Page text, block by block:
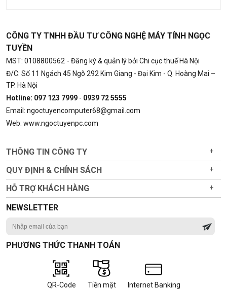
CÔNG TY TNHH ĐẦU TƯ CÔNG NGHỆ MÁY TÍNH NGỌC
TUYỀN
MST: 0108800562 - Đăng ký & quản lý bởi Chi cục thuế Hà Nội
Đ/C: Số 11 Ngách 45 Ngõ 292 Kim Giang - Đại Kim - Q. Hoàng Mai –
TP. Hà Nội
Hotline: 097 123 7999 - 0939 72 5555
Email: ngoctuyencomputer68@gmail.com
Web: www.ngoctuyenpc.com
THÔNG TIN CÔNG TY +
QUY ĐỊNH & CHÍNH SÁCH +
HỖ TRỢ KHÁCH HÀNG +
NEWSLETTER
PHƯƠNG THỨC THANH TOÁN
QR-Code Tiền mặt Internet Banking